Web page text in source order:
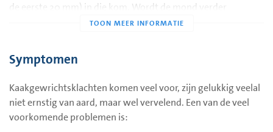
de eerste 20 mm) in die kom. Wordt de mond verder
opengedaan dan gaat de kop verschuiven naar voren, dat is
door een combinatie van draai- en schuifbewegingen van
linker- en rechter kaakgewricht. In het gewricht ligt een
kraakbeenschijfje, de ‘discus articularis’, welke nog het beste
te vergelijken is met een soort meniscus zoals in onze knie.
De discus zorgt voor het soepele verloop van de
Symptomen
Kaakgewrichtsklachten komen veel voor, zijn gelukkig veelal
niet ernstig van aard, maar wel vervelend. Een van de veel
voorkomende problemen is: